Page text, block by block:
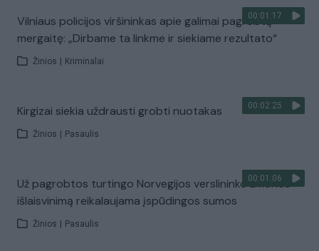
00:01:17
Vilniaus policijos viršininkas apie galimai pagrobtą
mergaitę: „Dirbame ta linkme ir siekiame rezultato“
Žinios Kriminalai
00:02:25
Kirgizai siekia uždrausti grobti nuotakas
Žinios Pasaulis
00:01:06
Už pagrobtos turtingo Norvegijos verslininko žmonos
išlaisvinimą reikalaujama įspūdingos sumos
Žinios Pasaulis